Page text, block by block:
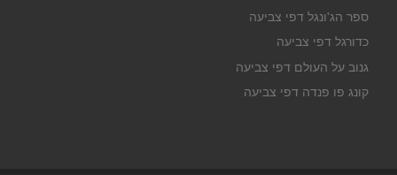
ספר הג'ונגל דפי צביעה
כדורגל דפי צביעה
גנוב על העולם דפי צביעה
קונג פו פנדה דפי צביעה